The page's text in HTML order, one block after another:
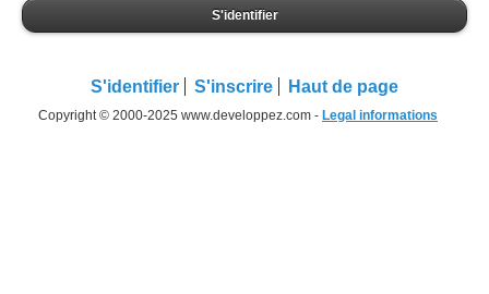
S'identifier
S'identifier S'inscrire Haut de page
Copyright © 2000-2025 www.developpez.com - Legal informations